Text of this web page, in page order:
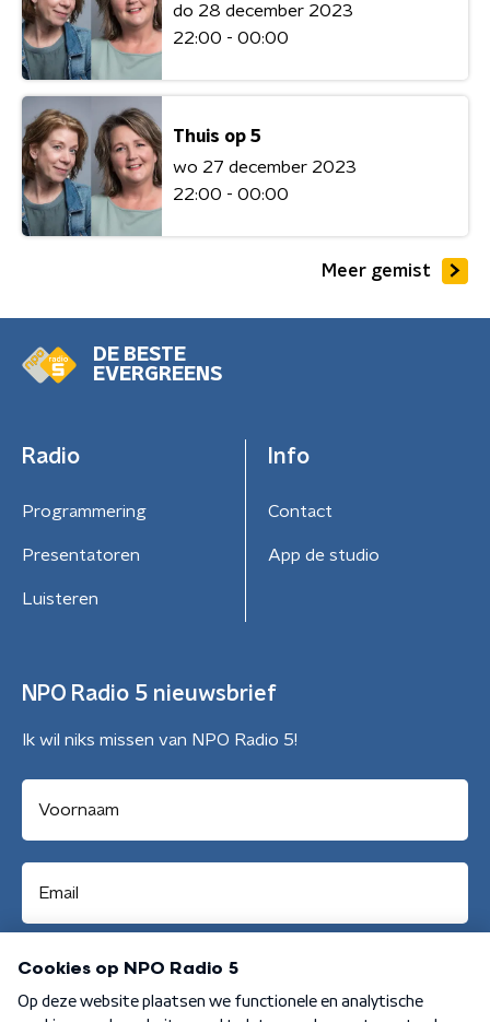
do 28 december 2023
22:00 - 00:00
Thuis op 5
wo 27 december 2023
22:00 - 00:00
Meer gemist
DE BESTE
EVERGREENS
Radio
Programmering
Presentatoren
Luisteren
Info
Contact
App de studio
NPO Radio 5 nieuwsbrief
Ik wil niks missen van NPO Radio 5!
Aanmelden